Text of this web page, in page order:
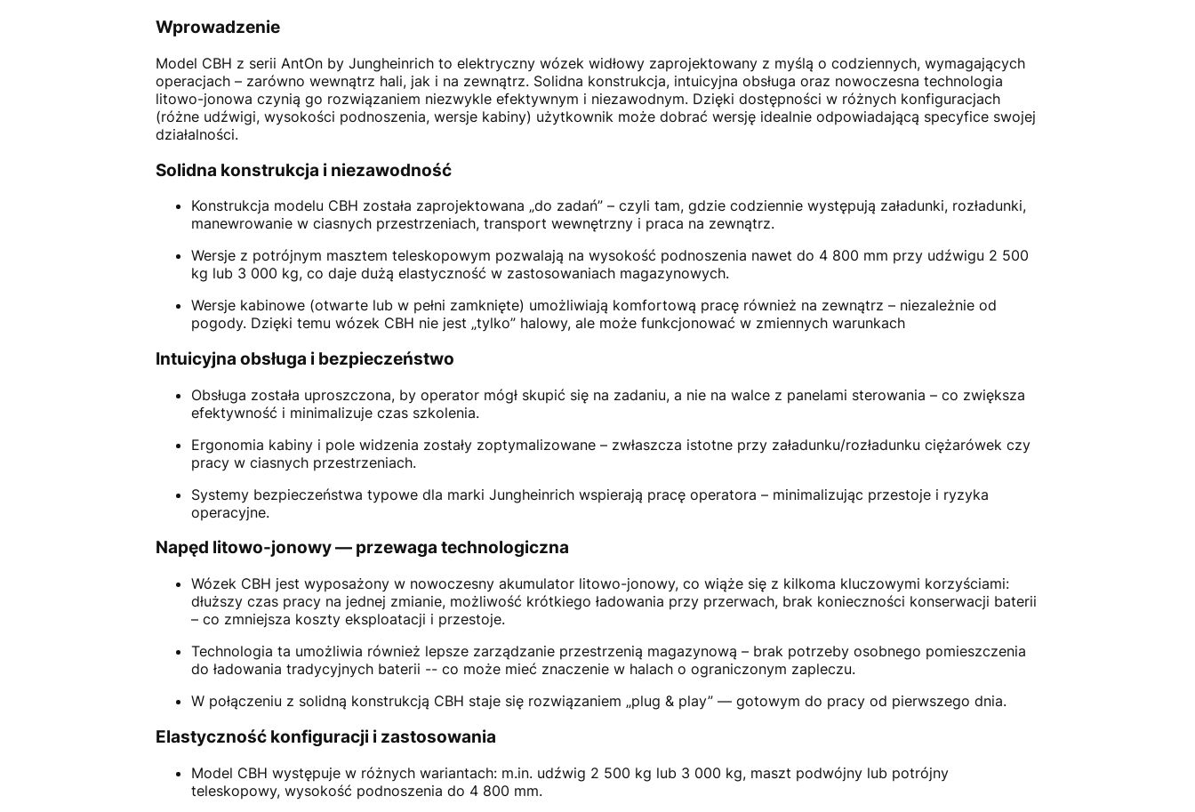
Wprowadzenie
Model CBH z serii AntOn by Jungheinrich to elektryczny wózek widłowy zaprojektowany z myślą o codziennych, wymagających
operacjach – zarówno wewnątrz hali, jak i na zewnątrz. Solidna konstrukcja, intuicyjna obsługa oraz nowoczesna technologia
litowo-jonowa czynią go rozwiązaniem niezwykle efektywnym i niezawodnym. Dzięki dostępności w różnych konfiguracjach
(różne udźwigi, wysokości podnoszenia, wersje kabiny) użytkownik może dobrać wersję idealnie odpowiadającą specyfice swojej
działalności.
Solidna konstrukcja i niezawodność
Konstrukcja modelu CBH została zaprojektowana „do zadań” – czyli tam, gdzie codziennie występują załadunki, rozładunki,
manewrowanie w ciasnych przestrzeniach, transport wewnętrzny i praca na zewnątrz.
Wersje z potrójnym masztem teleskopowym pozwalają na wysokość podnoszenia nawet do 4 800 mm przy udźwigu 2 500
kg lub 3 000 kg, co daje dużą elastyczność w zastosowaniach magazynowych.
Wersje kabinowe (otwarte lub w pełni zamknięte) umożliwiają komfortową pracę również na zewnątrz – niezależnie od
pogody. Dzięki temu wózek CBH nie jest „tylko” halowy, ale może funkcjonować w zmiennych warunkach
Intuicyjna obsługa i bezpieczeństwo
Obsługa została uproszczona, by operator mógł skupić się na zadaniu, a nie na walce z panelami sterowania – co zwiększa
efektywność i minimalizuje czas szkolenia.
Ergonomia kabiny i pole widzenia zostały zoptymalizowane – zwłaszcza istotne przy załadunku/rozładunku ciężarówek czy
pracy w ciasnych przestrzeniach.
Systemy bezpieczeństwa typowe dla marki Jungheinrich wspierają pracę operatora – minimalizując przestoje i ryzyka
operacyjne.
Napęd litowo-jonowy — przewaga technologiczna
Wózek CBH jest wyposażony w nowoczesny akumulator litowo-jonowy, co wiąże się z kilkoma kluczowymi korzyściami:
dłuższy czas pracy na jednej zmianie, możliwość krótkiego ładowania przy przerwach, brak konieczności konserwacji baterii
– co zmniejsza koszty eksploatacji i przestoje.
Technologia ta umożliwia również lepsze zarządzanie przestrzenią magazynową – brak potrzeby osobnego pomieszczenia
do ładowania tradycyjnych baterii -- co może mieć znaczenie w halach o ograniczonym zapleczu.
W połączeniu z solidną konstrukcją CBH staje się rozwiązaniem „plug & play” — gotowym do pracy od pierwszego dnia.
Elastyczność konfiguracji i zastosowania
Model CBH występuje w różnych wariantach: m.in. udźwig 2 500 kg lub 3 000 kg, maszt podwójny lub potrójny
teleskopowy, wysokość podnoszenia do 4 800 mm.